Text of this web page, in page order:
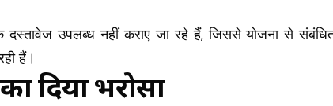
दस्तावेज उपलब्ध नहीं कराए जा रहे हैं, जिससे योजना से
हैं।
दिया भरोसा